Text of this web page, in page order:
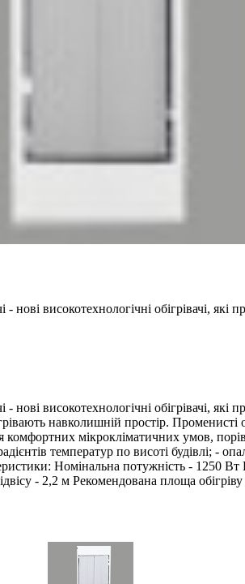
нові високотехнологічні обігрівачі, які
нові високотехнологічні обігрівачі,
навколишній простір. Променисті
комфортних мікрокліматичних умов,
температур по висоті будівлі; -
Номінальна потужність - 1250
- 2,2 м Рекомендована площа